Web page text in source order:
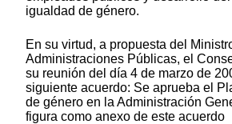
igualdad de género.
En su virtud, a propuesta del
Administraciones Públicas, el
su reunión del día 4 de marzo de
siguiente acuerdo: Se aprueba el
de género en la Administración
figura como anexo de este acuerdo